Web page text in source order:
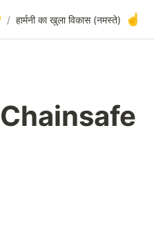
/
🤝
हाथ मिलाने और गले लगाने में भागीदार